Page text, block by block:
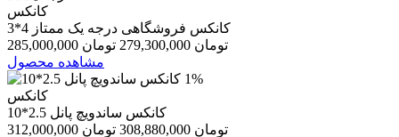
کانکس
کانکس فروشگاهی درجه یک ممتاز 4*3
285,000,000 تومان 279,300,000 تومان
مشاهده محصول
1%
کانکس
کانکس ساندویچ پانل 2.5*10
312,000,000 تومان 308,880,000 تومان